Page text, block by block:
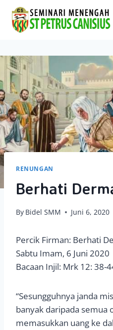
content
RENUNGAN
Berhati
By Bidel SMM Juni 6, 2020
Percik Firman: Berhati
Sabtu Imam, 6 Juni 2020
Bacaan Injil: Mrk 12: 38-
“Sesungguhnya janda
banyak daripada semua
memasukkan uang ke